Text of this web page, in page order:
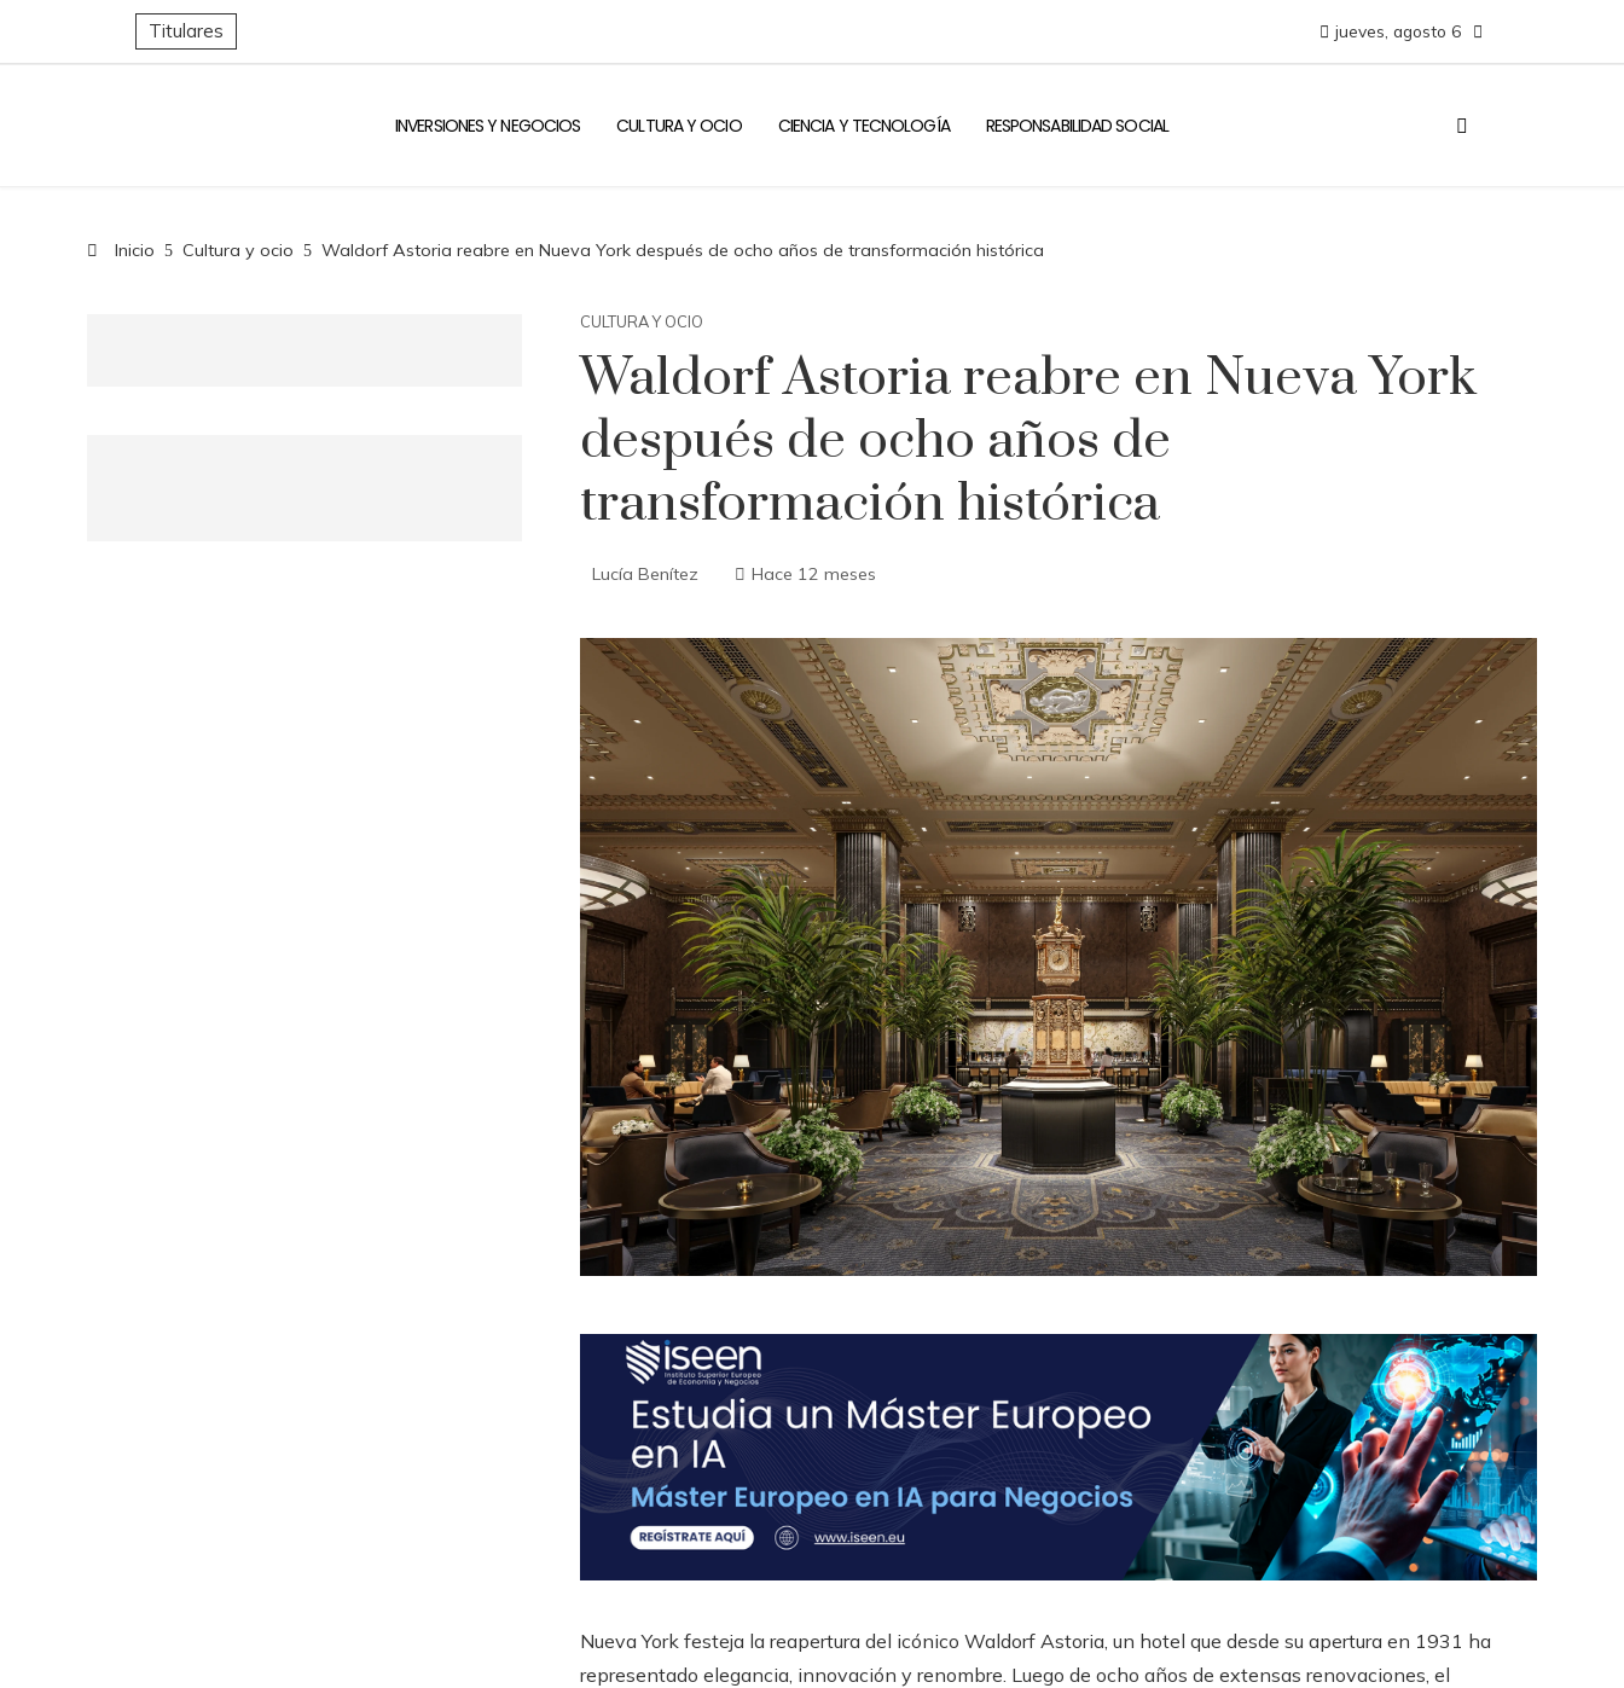
Titulares jueves, agosto 6
INVERSIONES Y NEGOCIOS CULTURA Y OCIO CIENCIA Y TECNOLOGÍA RESPONSABILIDAD SOCIAL
Inicio Cultura y ocio Waldorf Astoria reabre en Nueva York después de ocho años de transformación histórica
CULTURA Y OCIO
Waldorf Astoria reabre en Nueva York
después de ocho años de
transformación histórica
Lucía Benítez Hace 12 meses
Nueva York festeja la reapertura del icónico Waldorf Astoria, un hotel que desde su apertura en 1931 ha
representado elegancia, innovación y renombre. Luego de ocho años de extensas renovaciones, el